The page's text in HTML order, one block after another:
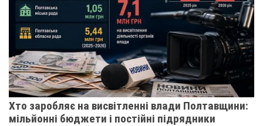
Хто заробляє на висвітленні влади Полтавщини:
мільйонні бюджети і постійні підрядники